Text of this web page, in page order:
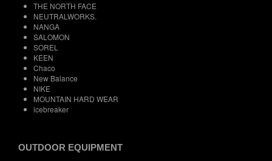
THE NORTH FACE
NEUTRALWORKS.
NANGA
SALOMON
SOREL
KEEN
Chaco
New Balance
NIKE
MOUNTAIN HARD WEAR
icebreaker
OUTDOOR EQUIPMENT